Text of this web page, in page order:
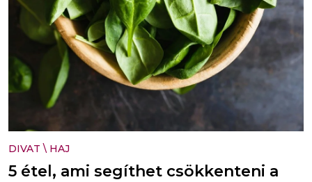
DIVAT \ HAJ
5 étel, ami segíthet csökkenteni a